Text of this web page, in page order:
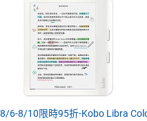
8/6-8/10限時95折-Kobo Libra